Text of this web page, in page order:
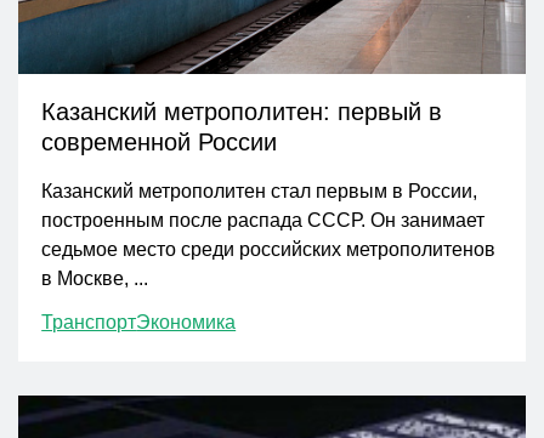
Казанский метрополитен: первый в
современной России
Казанский метрополитен стал первым в России,
построенным после распада СССР. Он занимает
седьмое место среди российских метрополитенов
в Москве, ...
ТранспортЭкономика